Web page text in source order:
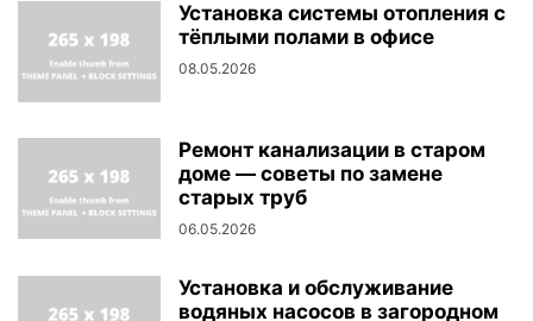
Установка системы отопления с
тёплыми полами в офисе
08.05.2026
Ремонт канализации в старом
доме — советы по замене
старых труб
06.05.2026
Установка и обслуживание
водяных насосов в загородном